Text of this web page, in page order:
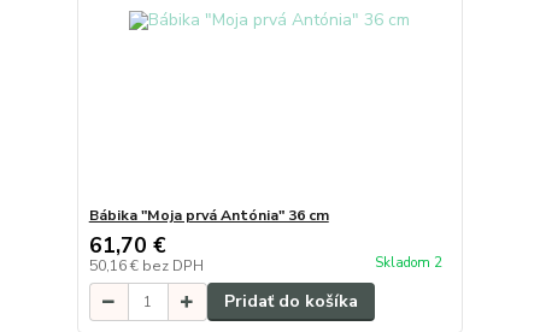
Bábika "Moja prvá Antónia" 36 cm
61,70 €
50,16 € bez DPH Skladom 2
Pridať do košíka